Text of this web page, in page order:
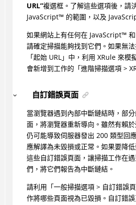
URL”複選框。了解這些選項後，請
JavaScript™ 的範圍，以及
如果網站上有任何在 JavaScript™
請確定掃描能夠找到它們。如果無
「起始 URL」中，利用 XRule 來
會新增到工作的「進階掃描選項 >
自訂錯誤頁面
當瀏覽器遇到內部中斷鏈結時，部
面，將瀏覽器重新導向。雖然有賴
仍可能導致伺服器發出 200 類型回
應解譯為未毀損或正常。如果要降
這些自訂錯誤頁面，讓掃描工作在
們，將它們報告為中斷鏈結。
請利用「一般掃描選項 > 自訂錯誤
作將哪些頁面視為已毀損。自訂錯